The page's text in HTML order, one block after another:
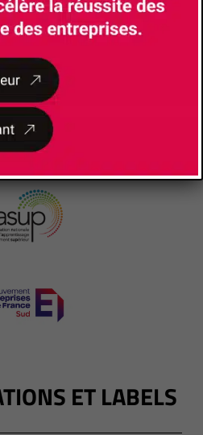
ET LABELS